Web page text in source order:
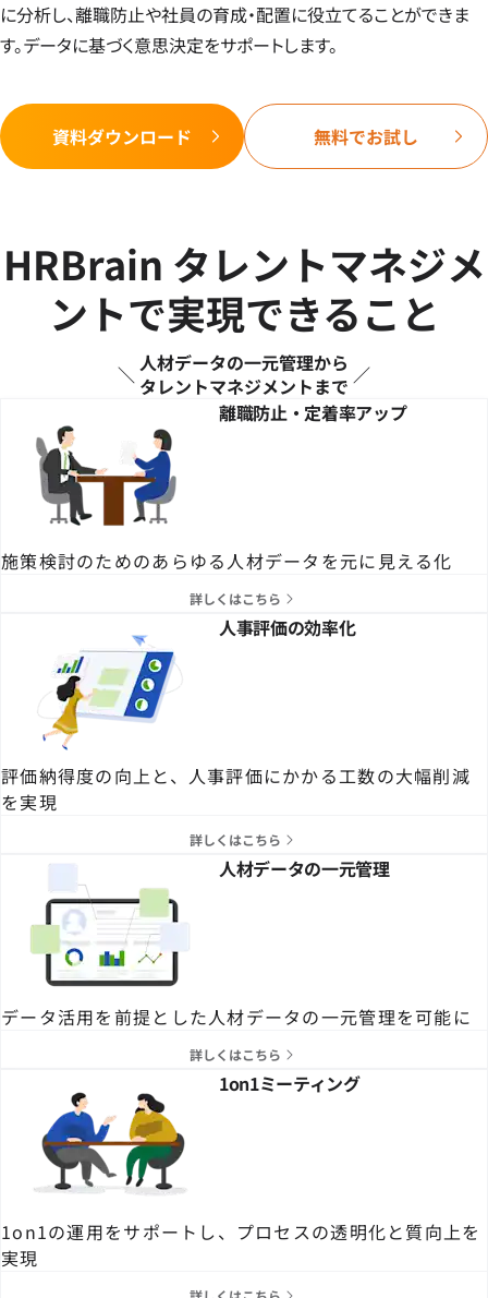
に分析し、離職防止や社員の育成・配置に役立てることができま
す。データに基づく意思決定をサポートします。
資料ダウンロード 無料でお試し
HRBrain タレントマネジメ
ントで実現できること
人材データの一元管理から
タレントマネジメントまで
離職防止・定着率アップ
施策検討のためのあらゆる人材データを元に見える化
詳しくはこちら
人事評価の効率化
評価納得度の向上と、人事評価にかかる工数の大幅削減
を実現
詳しくはこちら
人材データの一元管理
データ活用を前提とした人材データの一元管理を可能に
詳しくはこちら
1on1ミーティング
1on1の運用をサポートし、プロセスの透明化と質向上を
実現